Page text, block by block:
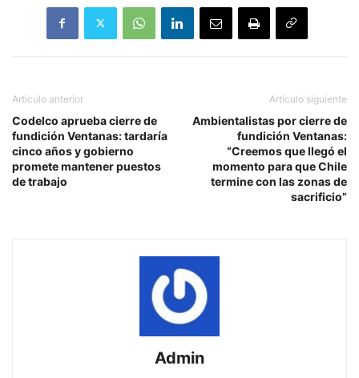
Artículo anterior
Codelco aprueba cierre de
fundición Ventanas: tardaría
cinco años y gobierno
promete mantener puestos
de trabajo
Artículo siguiente
Ambientalistas por cierre de
fundición Ventanas:
“Creemos que llegó el
momento para que Chile
termine con las zonas de
sacrificio”
Admin